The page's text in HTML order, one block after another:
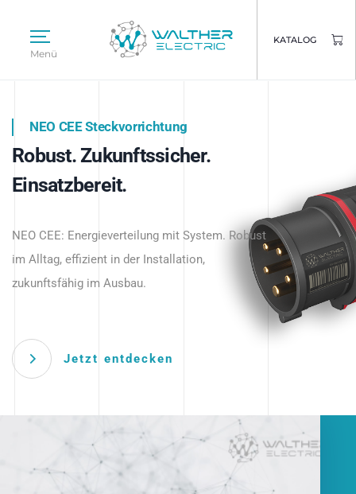
Menü
KATALOG
Intelligente Stromverteilung
beginnt hier.
NEO CEE Steckvorrichtung
Robust. Zukunftssicher.
Einsatzbereit.
NEO CEE: Energieverteilung mit System. Robust
im Alltag, effizient in der Installation,
zukunftsfähig im Ausbau.
Jetzt entdecken
Intelligenz trifft Energie.
Anwendungen – robust, IP-geschützt und
zukunftsfähig.